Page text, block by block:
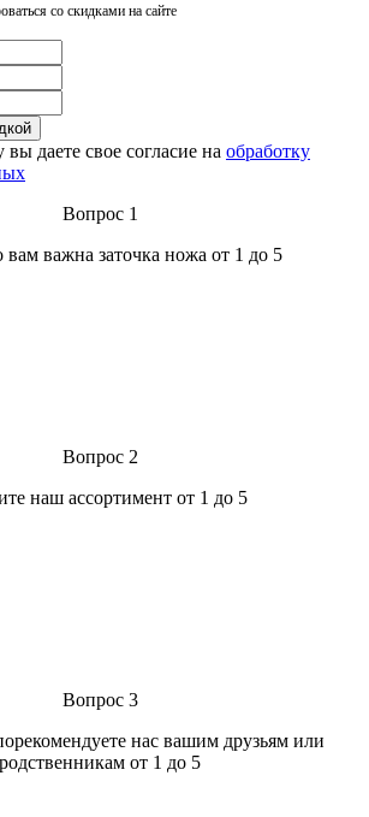
со скидками на сайте
даете свое согласие на обработку
Вопрос 1
вам важна заточка ножа от 1 до 5
Вопрос 2
наш ассортимент от 1 до 5
Вопрос 3
нас вашим друзьям или
родственникам от 1 до 5